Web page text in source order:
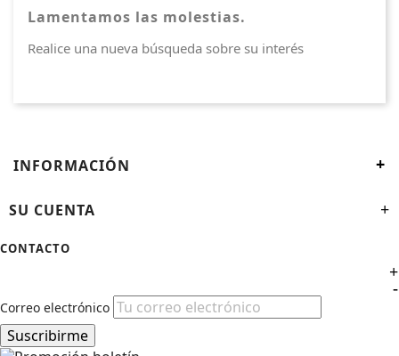
Lamentamos las molestias.
Realice una nueva búsqueda sobre su interés
INFORMACIÓN +
SU CUENTA +
CONTACTO
+
-
Correo electrónico
Suscribirme